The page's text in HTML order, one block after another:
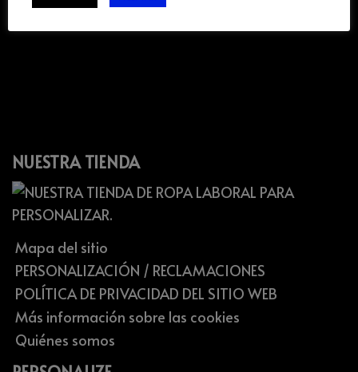
NUESTRA TIENDA
Mapa del sitio
PERSONALIZACIÓN / RECLAMACIONES
POLÍTICA DE PRIVACIDAD DEL SITIO WEB
Más información sobre las cookies
Quiénes somos